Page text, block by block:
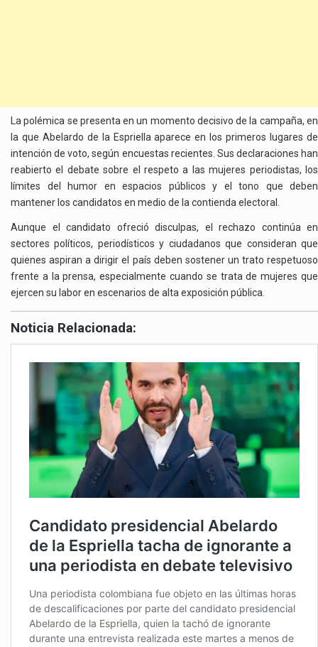
La polémica se presenta en un momento decisivo de la campaña, en
la que Abelardo de la Espriella aparece en los primeros lugares de
intención de voto, según encuestas recientes. Sus declaraciones han
reabierto el debate sobre el respeto a las mujeres periodistas, los
límites del humor en espacios públicos y el tono que deben
mantener los candidatos en medio de la contienda electoral.
Aunque el candidato ofreció disculpas, el rechazo continúa en
sectores políticos, periodísticos y ciudadanos que consideran que
quienes aspiran a dirigir el país deben sostener un trato respetuoso
frente a la prensa, especialmente cuando se trata de mujeres que
ejercen su labor en escenarios de alta exposición pública.
Noticia Relacionada: